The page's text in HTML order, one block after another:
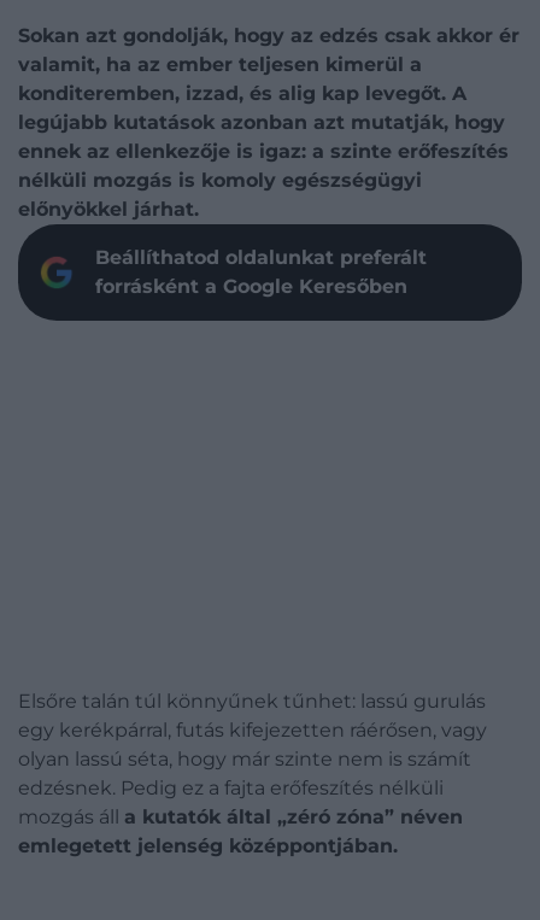
Sokan azt gondolják, hogy az edzés csak akkor ér
valamit, ha az ember teljesen kimerül a
konditeremben, izzad, és alig kap levegőt. A
legújabb kutatások azonban azt mutatják, hogy
ennek az ellenkezője is igaz: a szinte erőfeszítés
nélküli mozgás is komoly egészségügyi
előnyökkel járhat.
Beállíthatod oldalunkat preferált
forrásként a Google Keresőben
Elsőre talán túl könnyűnek tűnhet: lassú gurulás
egy kerékpárral, futás kifejezetten ráérősen, vagy
olyan lassú séta, hogy már szinte nem is számít
edzésnek. Pedig ez a fajta erőfeszítés nélküli
mozgás áll a kutatók által „zéró zóna” néven
emlegetett jelenség középpontjában.